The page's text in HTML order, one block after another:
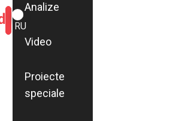
ROMÂNĂ
RU
Analize
Video
Proiecte
speciale